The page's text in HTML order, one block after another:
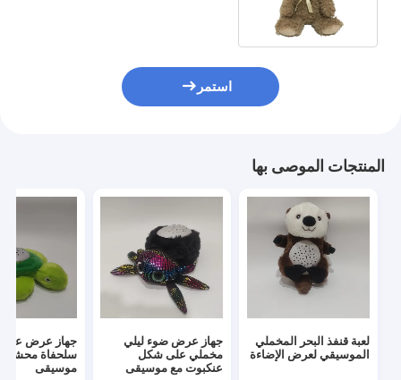
استمر
المنتجات الموصى بها
لعبة قنفذ البحر المخملي
الموسيقي لعرض الإضاءة
جهاز عرض ضوء ليلي
مخملي على شكل
عنكبوت مع موسيقى
جهاز عرض
سلحفاة
موسيقى